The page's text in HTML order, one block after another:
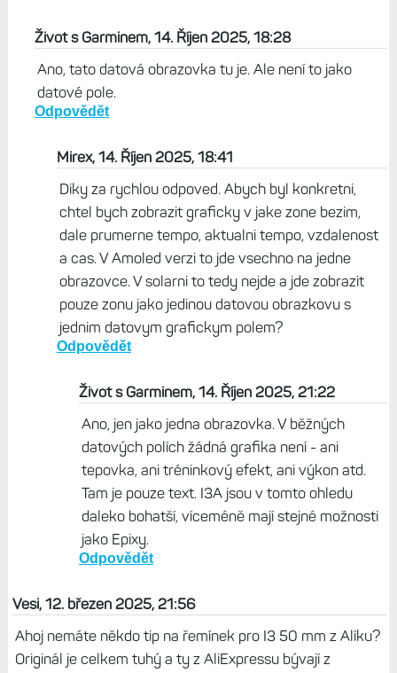
Život s Garminem, 14. Říjen 2025, 18:28
Ano, tato datová obrazovka tu je. Ale není to jako
datové pole.
Odpovědět
Mirex, 14. Říjen 2025, 18:41
Diky za rychlou odpoved. Abych byl konkretni,
chtel bych zobrazit graficky v jake zone bezim,
dale prumerne tempo, aktualni tempo, vzdalenost
a cas. V Amoled verzi to jde vsechno na jedne
obrazovce. V solarni to tedy nejde a jde zobrazit
pouze zonu jako jedinou datovou obrazkovu s
jednim datovym grafickym polem?
Odpovědět
Život s Garminem, 14. Říjen 2025, 21:22
Ano, jen jako jedna obrazovka. V běžných
datových polích žádná grafika není - ani
tepovka, ani tréninkový efekt, ani výkon atd.
Tam je pouze text. I3A jsou v tomto ohledu
daleko bohatší, víceméně mají stejné možnosti
jako Epixy.
Odpovědět
Vesi, 12. březen 2025, 21:56
Ahoj nemáte někdo tip na řemínek pro I3 50 mm z Alíku?
Originál je celkem tuhý a ty z AliExpressu bývají z